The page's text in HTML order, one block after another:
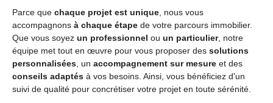
Parce que chaque projet est unique , nous vous
accompagnons à chaque étape de votre parcours immobilier.
Que vous soyez un professionnel ou un particulier, notre
équipe met tout en œuvre pour vous proposer des solutions
personnalisées , un accompagnement sur mesure et des
conseils adaptés à vos besoins. Ainsi, vous bénéficiez d'un
suivi de qualité pour concrétiser votre projet en toute sérénité.